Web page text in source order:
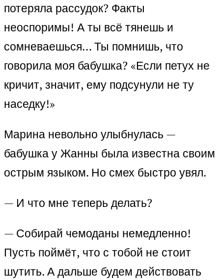
потеряла рассудок? Факты
неоспоримы! А ты всё тянешь и
сомневаешься… Ты помнишь, что
говорила моя бабушка? «Если петух не
кричит, значит, ему подсунули не ту
наседку!»
Марина невольно улыбнулась —
бабушка у Жанны была известна своим
острым языком. Но смех быстро увял.
— И что мне теперь делать?
— Собирай чемоданы немедленно!
Пусть поймёт, что с тобой не стоит
шутить. А дальше будем действовать